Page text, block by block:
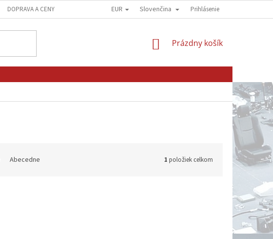
DOPRAVA A CENY OBCHODNÍ PODMÍNKY GDPR - OCHRANA OSOBNÍCH ÚDAJŮ
EUR Slovenčina Prihlásenie
NÁKUPNÝ
Prázdny košík
Abecedne 1 položiek celkom